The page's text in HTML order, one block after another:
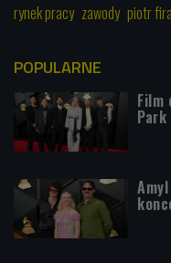
rynek pracy zawody piotr
POPULARNE
Film